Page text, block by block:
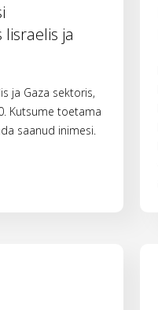
ja
ja Gaza sektoris,
Kutsume toetama
saanud inimesi.